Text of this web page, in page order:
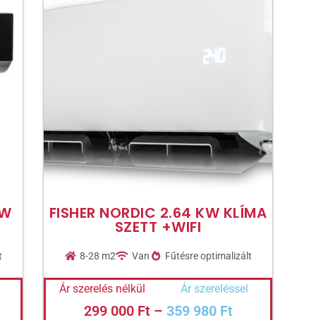
FISHER NORDIC 2.64 KW KLÍMA
SZETT +WIFI
8-28 m2 Van Fűtésre optimalizált
Ár szerelés nélkül Ár szereléssel
299 000 Ft– 359 980 Ft